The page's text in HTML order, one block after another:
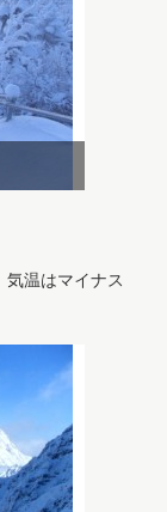
温はマイナス